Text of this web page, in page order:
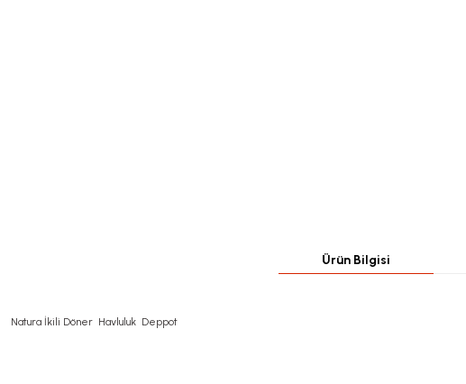
Ürün Bilgisi
Natura İkili Döner Havluluk Deppot